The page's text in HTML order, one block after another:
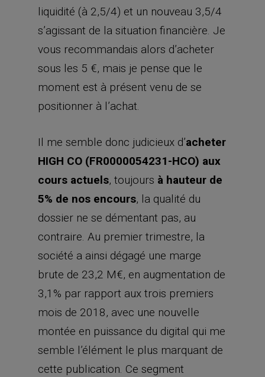
liquidité (à 2,5/4) et un nouveau 3,5/4
s’agissant de la situation financière. Je
vous recommandais alors d’acheter
sous les 5 €, mais je pense que le
moment est à présent venu de se
positionner à l’achat.
Il me semble donc judicieux d’acheter
HIGH CO (FR0000054231-HCO) aux
cours actuels, toujours à hauteur de
5% de nos encours, la qualité du
dossier ne se démentant pas, au
contraire. Au premier trimestre, la
société a ainsi dégagé une marge
brute de 23,2 M€, en augmentation de
3,1% par rapport aux trois premiers
mois de 2018, avec une nouvelle
montée en puissance du digital qui me
semble l’élément le plus marquant de
cette publication. Ce segment